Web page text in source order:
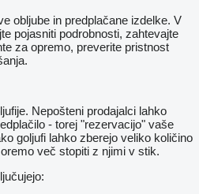
obljube in predplačane izdelke. V
pojasniti podrobnosti, zahtevajte
za opremo, preverite pristnost
Nepošteni prodajalci lahko
- torej "rezervacijo" vaše
goljufi lahko zberejo veliko količino
več stopiti z njimi v stik.